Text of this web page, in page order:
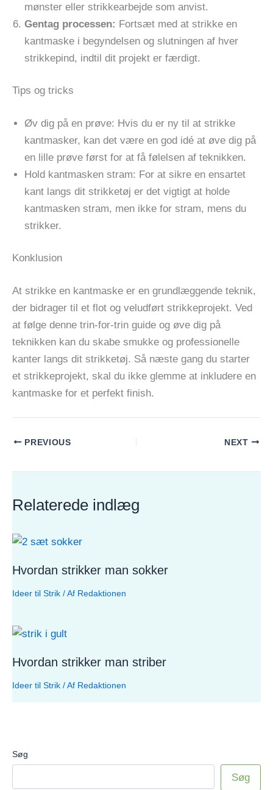
mønster eller strikkearbejde som anvist.
Gentag processen: Fortsæt med at strikke en
kantmaske i begyndelsen og slutningen af hver
strikkepind, indtil dit projekt er færdigt.
Tips og tricks
Øv dig på en prøve: Hvis du er ny til at strikke
kantmasker, kan det være en god idé at øve dig på
en lille prøve først for at få følelsen af teknikken.
Hold kantmasken stram: For at sikre en ensartet
kant langs dit strikketøj er det vigtigt at holde
kantmasken stram, men ikke for stram, mens du
strikker.
Konklusion
At strikke en kantmaske er en grundlæggende teknik,
der bidrager til et flot og veludført strikkeprojekt. Ved
at følge denne trin-for-trin guide og øve dig på
teknikken kan du skabe smukke og professionelle
kanter langs dit strikketøj. Så næste gang du starter
et strikkeprojekt, skal du ikke glemme at inkludere en
kantmaske for et perfekt finish.
PREVIOUS NEXT
Relaterede indlæg
Hvordan strikker man sokker
Ideer til Strik / Af Redaktionen
Hvordan strikker man striber
Ideer til Strik / Af Redaktionen
Søg
Søg